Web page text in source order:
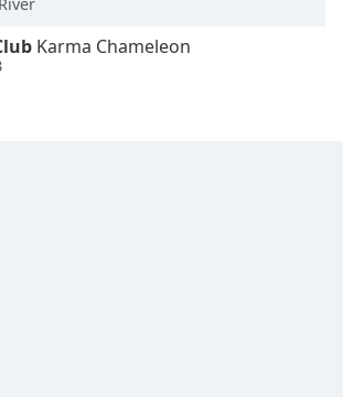
Karma Chameleon